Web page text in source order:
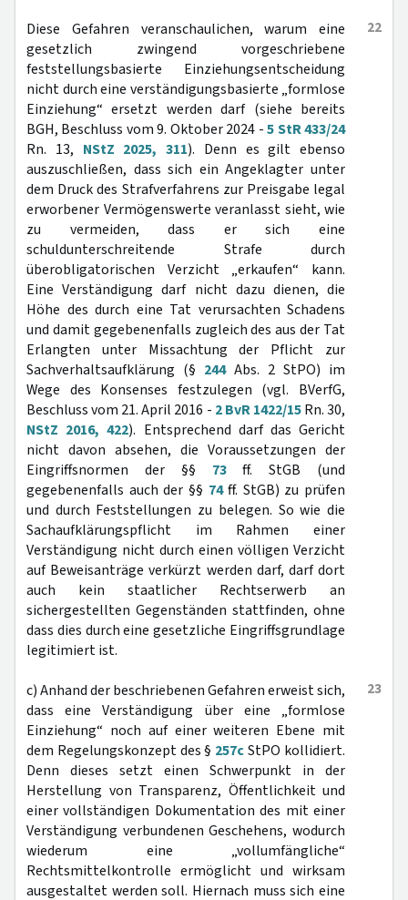
22
Diese Gefahren veranschaulichen, warum eine
gesetzlich zwingend vorgeschriebene
feststellungsbasierte Einziehungsentscheidung
nicht durch eine verständigungsbasierte „formlose
Einziehung“ ersetzt werden darf (siehe bereits
BGH, Beschluss vom 9. Oktober 2024 -5 StR 433/24
Rn. 13, NStZ 2025, 311). Denn es gilt ebenso
auszuschließen, dass sich ein Angeklagter unter
dem Druck des Strafverfahrens zur Preisgabe legal
erworbener Vermögenswerte veranlasst sieht, wie
zu vermeiden, dass er sich eine
schuldunterschreitende Strafe durch
überobligatorischen Verzicht „erkaufen“ kann.
Eine Verständigung darf nicht dazu dienen, die
Höhe des durch eine Tat verursachten Schadens
und damit gegebenenfalls zugleich des aus der Tat
Erlangten unter Missachtung der Pflicht zur
Sachverhaltsaufklärung (§ 244Abs. 2 StPO) im
Wege des Konsenses festzulegen (vgl. BVerfG,
Beschluss vom 21. April 2016 - 2 BvR 1422/15Rn. 30,
NStZ 2016, 422). Entsprechend darf das Gericht
nicht davon absehen, die Voraussetzungen der
Eingriffsnormen der §§ 73ff. StGB (und
gegebenenfalls auch der §§ 74ff. StGB) zu prüfen
und durch Feststellungen zu belegen. So wie die
Sachaufklärungspflicht im Rahmen einer
Verständigung nicht durch einen völligen Verzicht
auf Beweisanträge verkürzt werden darf, darf dort
auch kein staatlicher Rechtserwerb an
sichergestellten Gegenständen stattfinden, ohne
dass dies durch eine gesetzliche Eingriffsgrundlage
legitimiert ist.
23
c) Anhand der beschriebenen Gefahren erweist sich,
dass eine Verständigung über eine „formlose
Einziehung“ noch auf einer weiteren Ebene mit
dem Regelungskonzept des § 257cStPO kollidiert.
Denn dieses setzt einen Schwerpunkt in der
Herstellung von Transparenz, Öffentlichkeit und
einer vollständigen Dokumentation des mit einer
Verständigung verbundenen Geschehens, wodurch
wiederum eine „vollumfängliche“
Rechtsmittelkontrolle ermöglicht und wirksam
ausgestaltet werden soll. Hiernach muss sich eine